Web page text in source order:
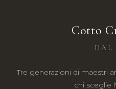
Cotto
DAL
Tre generazioni di maestri
chi sceglie